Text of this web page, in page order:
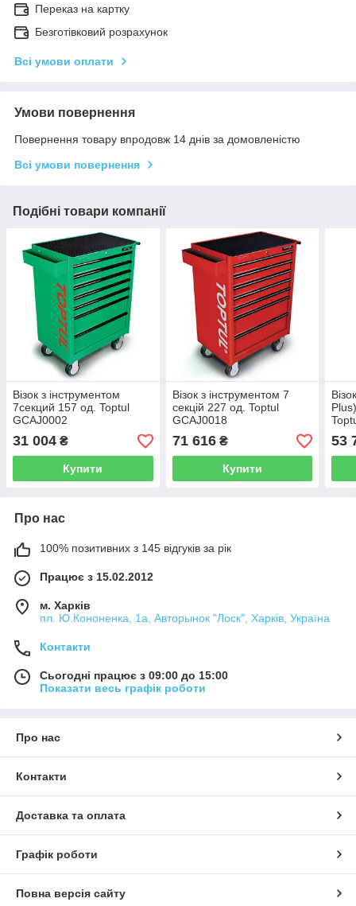
Переказ на картку
Безготівковий розрахунок
Всі умови оплати
Умови повернення
Повернення товару впродовж 14 днів за домовленістю
Всі умови повернення
Подібні товари компанії
Візок з інструментом
7секций 157 од. Toptul
GCAJ0002
31 004 ₴
Купити
Візок з інструментом 7
секцій 227 од. Toptul
GCAJ0018
71 616₴
Купити
53
Про нас
100% позитивних з 145 відгуків за рік
Працює з 15.02.2012
м. Харків
пл. Ю.Кононенка, 1а, Авторынок "Лоск", Харків, Україна
Контакти
Сьогодні працює з 09:00 до 15:00
Показати весь графік роботи
Про нас
Контакти
Доставка та оплата
Графік роботи
Повна версія сайту